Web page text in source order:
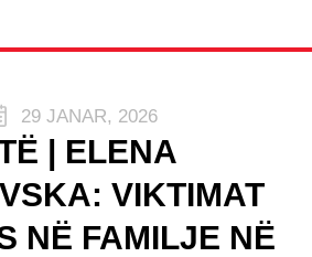
29 JANAR, 2026
| ELENA
VIKTIMAT
NË FAMILJE NË